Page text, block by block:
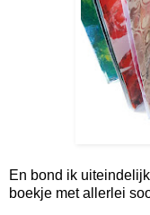
En bond ik
boekje met allerlei